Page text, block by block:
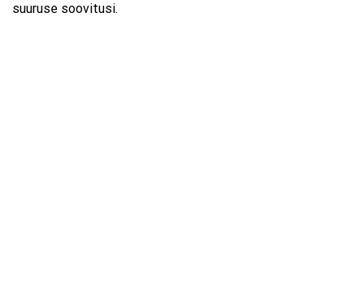
suuruse soovitusi.